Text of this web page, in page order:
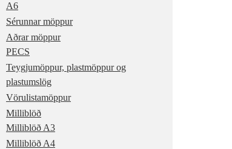
A6
Sérunnar möppur
Aðrar möppur
PECS
Teygjumöppur, plastmöppur og
plastumslög
Vörulistamöppur
Milliblöð
Milliblöð A3
Milliblöð A4